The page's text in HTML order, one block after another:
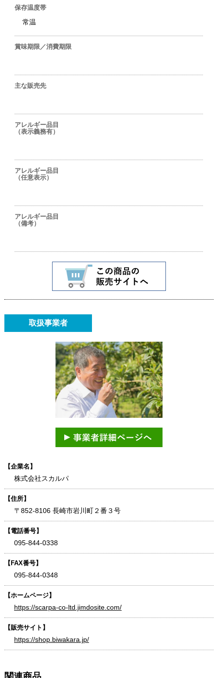
保存温度帯
常温
賞味期限／消費期限
主な販売先
アレルギー品目
（表示義務有）
アレルギー品目
（任意表示）
アレルギー品目
（備考）
取扱事業者
【企業名】
株式会社スカルパ
【住所】
〒852-8106 長崎市岩川町２番３号
【電話番号】
095-844-0338
【FAX番号】
095-844-0348
【ホームページ】
https://scarpa-co-ltd.jimdosite.com/
【販売サイト】
https://shop.biwakara.jp/